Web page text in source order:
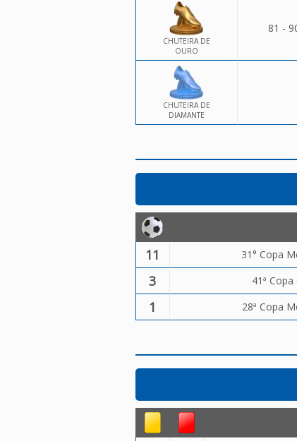
CHUTEIRA DE
OURO
81 -
CHUTEIRA DE
DIAMANTE
11 31° Copa
3 41ª
1 28ª Copa